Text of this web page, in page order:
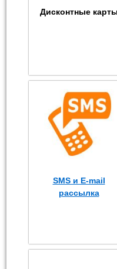
Дисконтные карты
SMS и E-mail
рассылка